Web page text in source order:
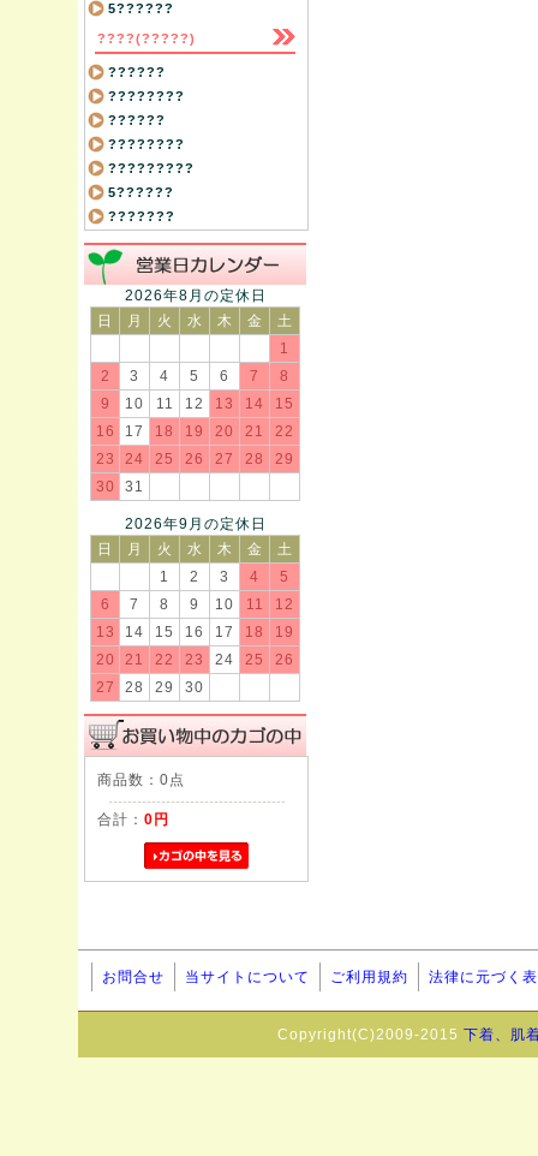
5??????
????(?????)
??????
????????
??????
????????
?????????
5??????
???????
2026年8月の定休日
日
月 火 水 木 金
土
1
2
3 4 5 6 7
8
9
10 11 12 13 14
15
16
17 18 19 20 21
22
23
24 25 26 27 28
29
30
31
2026年9月の定休日
日
月 火 水 木 金
土
1
2 3 4
5
6
7 8 9 10 11
12
13
14 15 16 17 18
19
20
21 22 23 24 25
26
27
28 29 30
商品数：0点
合計： 0円
お問合せ 当サイトについて ご利用規約 法律に元づく
Copyright(C)2009-2015 下着、肌